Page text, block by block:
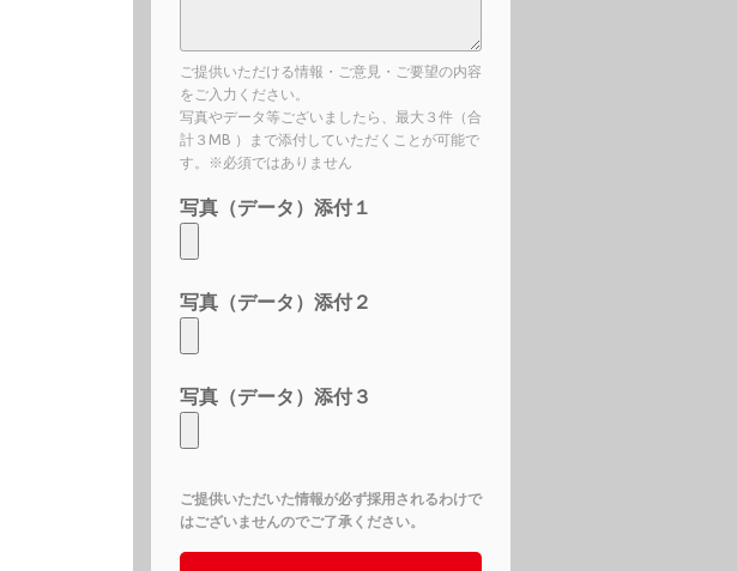
ご提供いただける情報・ご意見・ご要望の内容
をご入力ください。
写真やデータ等ございましたら、最大３件（合
計３MB ）まで添付していただくことが可能で
す。※必須ではありません
写真（データ）添付１
写真（データ）添付２
写真（データ）添付３
ご提供いただいた情報が必ず採用されるわけで
はございませんのでご了承ください。